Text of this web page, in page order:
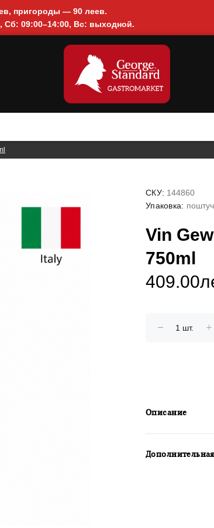
пригороды — 90 леев.
Сб: 09:00–14:00, Вс: выходной.
СКУ: 144860
Упаковка:
Vin
750ml
Описание